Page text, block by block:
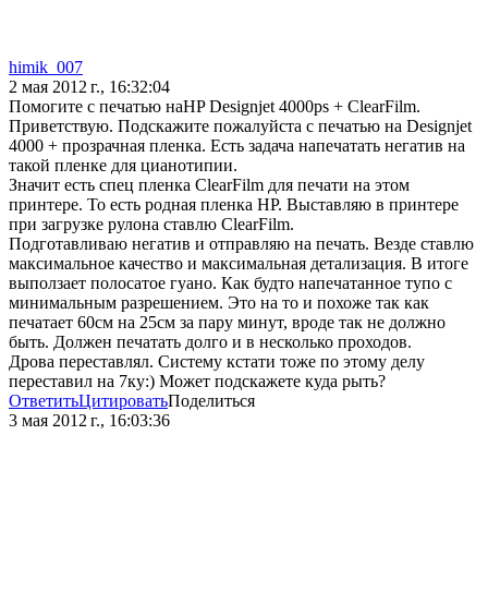
himik_007
2 мая 2012 г., 16:32:04
Помогите с печатью наHP Designjet 4000ps + ClearFilm.
Приветствую. Подскажите пожалуйста с печатью на Designjet
4000 + прозрачная пленка. Есть задача напечатать негатив на
такой пленке для цианотипии.
Значит есть спец пленка ClearFilm для печати на этом
принтере. То есть родная пленка HP. Выставляю в принтере
при загрузке рулона ставлю ClearFilm.
Подготавливаю негатив и отправляю на печать. Везде ставлю
максимальное качество и максимальная детализация. В итоге
выползает полосатое гуано. Как будто напечатанное тупо с
минимальным разрешением. Это на то и похоже так как
печатает 60см на 25см за пару минут, вроде так не должно
быть. Должен печатать долго и в несколько проходов.
Дрова переставлял. Систему кстати тоже по этому делу
переставил на 7ку:) Может подскажете куда рыть?
ОтветитьЦитироватьПоделиться
3 мая 2012 г., 16:03:36